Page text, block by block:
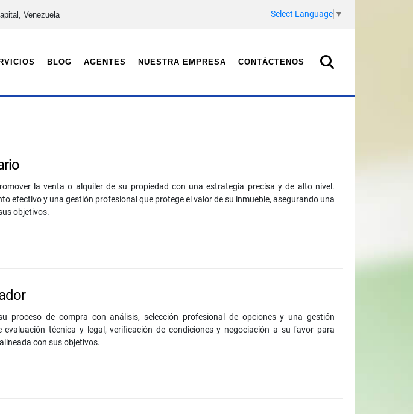
Venezuela Select Language ▼
BLOG AGENTES NUESTRA EMPRESA CONTÁCTENOS
la venta o alquiler de su propiedad con una estrategia precisa y de alto nivel.
efectivo y una gestión profesional que protege el valor de su inmueble, asegurando una
objetivos.
proceso de compra con análisis, selección profesional de opciones y una gestión
técnica y legal, verificación de condiciones y negociación a su favor para
con sus objetivos.